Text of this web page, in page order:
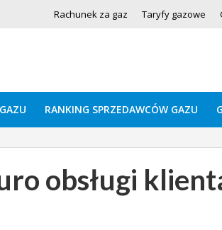
Rachunek za gaz Taryfy gazowe
RANKING SPRZEDAWCÓW GAZU
obsługi